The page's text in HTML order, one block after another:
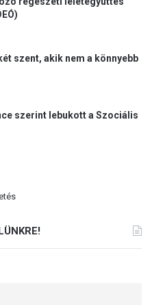
szent, akik nem a könnyebb
szerint lebukott a Szociális